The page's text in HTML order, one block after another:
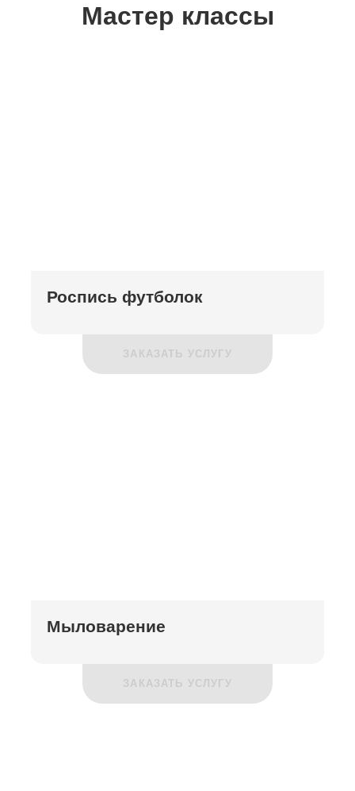
Мастер классы
Роспись футболок
ЗАКАЗАТЬ УСЛУГУ
Мыловарение
ЗАКАЗАТЬ УСЛУГУ